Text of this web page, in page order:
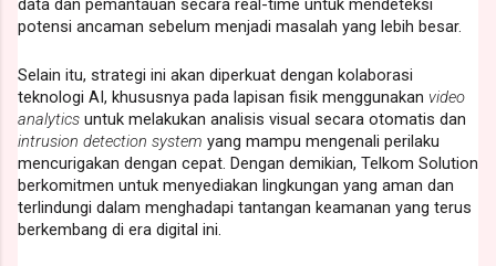
potensi ancaman sebelum menjadi masalah yang lebih besar.
Selain itu, strategi ini akan diperkuat dengan kolaborasi
teknologi AI, khususnya pada lapisan fisik menggunakan video
analytics untuk melakukan analisis visual secara otomatis dan
intrusion detection system yang mampu mengenali perilaku
mencurigakan dengan cepat. Dengan demikian, Telkom Solution
berkomitmen untuk menyediakan lingkungan yang aman dan
terlindungi dalam menghadapi tantangan keamanan yang terus
berkembang di era digital ini.